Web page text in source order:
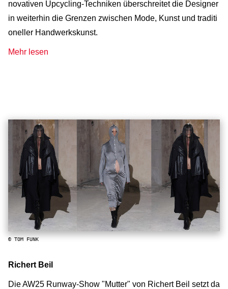
novativen Upcycling-Techniken überschreitet die Designer
in weiterhin die Grenzen zwischen Mode, Kunst und traditi
oneller Handwerkskunst.
Mehr lesen
© TOM FUNK
Richert Beil
Die AW25 Runway-Show "Mutter" von Richert Beil setzt da